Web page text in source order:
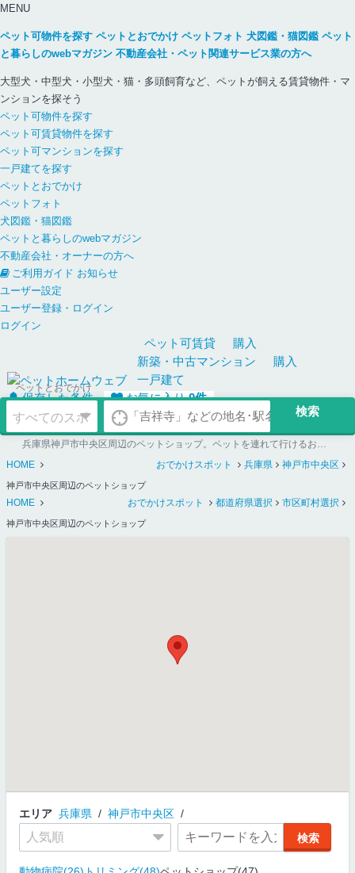
MENU
ペット可物件を探す ペットとおでかけ ペットフォト 犬図鑑・猫図鑑 ペット
と暮らしのwebマガジン 不動産会社・ペット関連サービス業の方へ
大型犬・中型犬・小型犬・猫・多頭飼育など、ペットが飼える賃貸物件・マ
ンションを探そう
ペット可物件を探す
ペット可賃貸物件を探す
ペット可マンションを探す
一戸建てを探す
ペットとおでかけ
ペットフォト
犬図鑑・猫図鑑
ペットと暮らしのwebマガジン
不動産会社・オーナーの方へ
ご利用ガイド お知らせ
ユーザー設定
ユーザー登録・ログイン
ログイン
ペット可賃貸
購入
新築・中古マンション
購入
一戸建て
保存した条件
お気に入り0件
ペットとおでかけ
兵庫県神戸市中央区周辺のペットショップ。ペットを連れて行けるお店探しならペットホームウェブ
HOME
おでかけスポット 兵庫県 神戸市中央区
神戸市中央区周辺のペットショップ
HOME おでかけスポット 都道府県選択 市区町村選択
神戸市中央区周辺のペットショップ
エリア 兵庫県 神戸市中央区